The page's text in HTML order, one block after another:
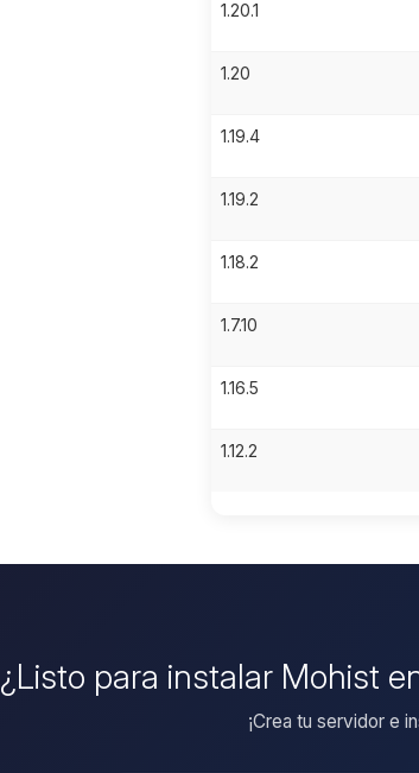
1.20.1
1.20
1.19.4
1.19.2
1.18.2
1.7.10
1.16.5
1.12.2
¿Listo para instalar Mohist
¡Crea tu servidor e